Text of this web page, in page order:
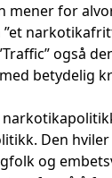
mener for
også
betydelig
Den
og